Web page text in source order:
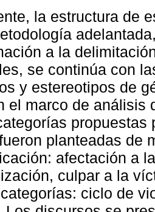
la estructura de
a la
se continúa con
y estereotipos de
el marco de análisis
planteadas de
afectación a
culpar a la
ciclo de